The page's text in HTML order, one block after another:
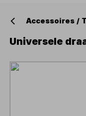
Accessoires /
Universele